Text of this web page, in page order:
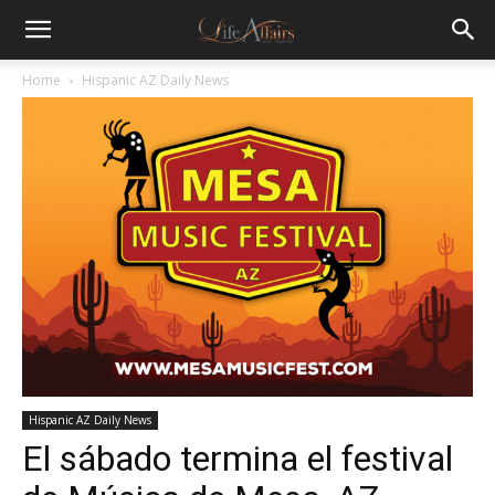
Home Hispanic AZ Daily News
Hispanic AZ Daily News
El sábado termina el festival